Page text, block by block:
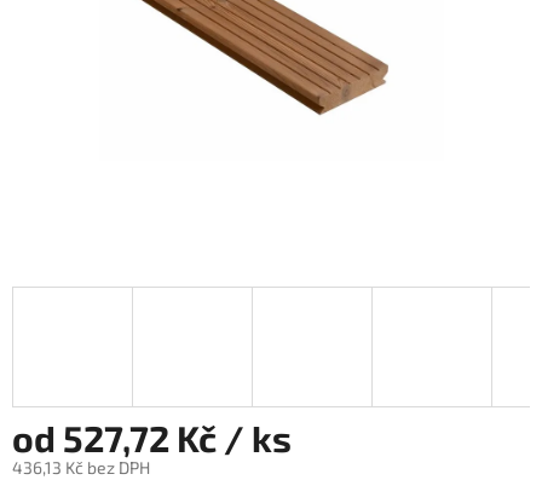
od 527,72 Kč / ks
436,13 Kč bez DPH